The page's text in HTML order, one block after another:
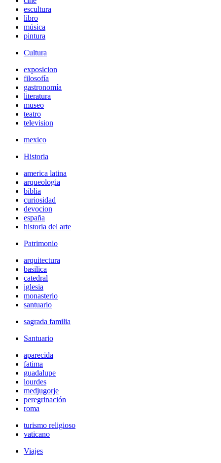
escultura
libro
música
pintura
Cultura
exposicion
filosofía
gastronomía
literatura
museo
teatro
television
mexico
Historia
america latina
arqueologia
biblia
curiosidad
devocion
españa
historia del arte
Patrimonio
arquitectura
basilica
catedral
iglesia
monasterio
santuario
sagrada familia
Santuario
aparecida
fatima
guadalupe
lourdes
medjugorje
peregrinación
roma
turismo religioso
vaticano
Viajes